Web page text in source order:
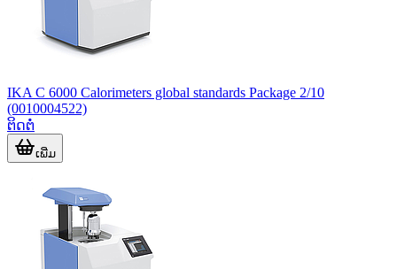
IKA C 6000 Calorimeters global standards Package 2/10
(0010004522)
ຕິດຕໍ່
ເພີ່ມ